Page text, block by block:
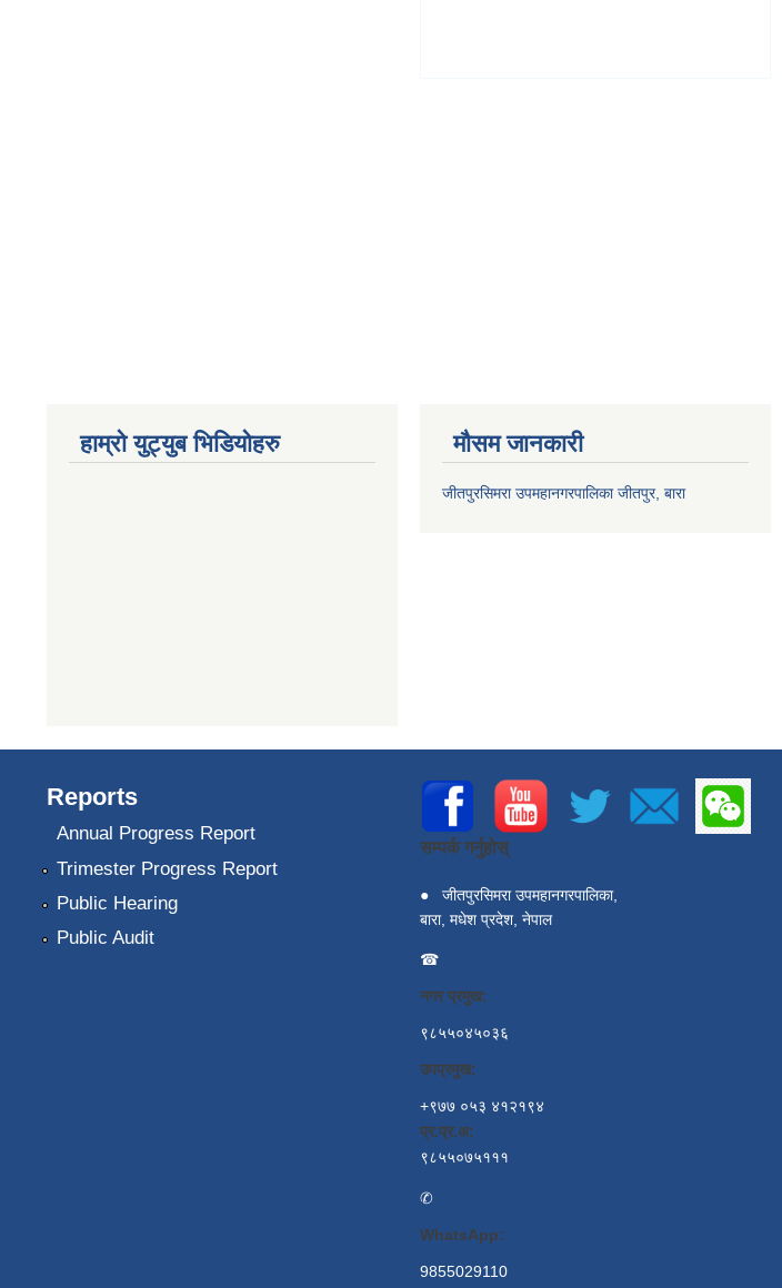
हाम्रो युट्युब भिडियोहरु मौसम जानकारी
जीतपुरसिमरा उपमहानगरपालिका जीतपुर, बारा
Reports
Annual Progress Report
Trimester Progress Report
Public Hearing
Public Audit
सम्पर्क गर्नुहोस्
●
जीतपुरसिमरा उपमहानगरपालिका,
बारा, मधेश प्रदेश, नेपाल
☎
नगर प्रमुख:
९८५५०४५०३६
उपप्रमुख:
+९७७ ०५३ ४१२१९४
प्र.प्र.अ:
९८५५०७५१११
✆
WhatsApp:
9855029110